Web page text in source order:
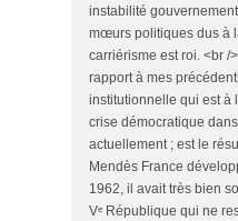
instabilité
mœurs politiques dus à
carriérisme est roi. <br /
rapport à mes
institutionnelle qui est à
crise démocratique
actuellement ; est le
Mendès France
1962, il avait très bien
Vᵉ République qui ne